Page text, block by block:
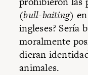
(bull-baiting)
ingleses? Sería
moralmente
dieran
animales.